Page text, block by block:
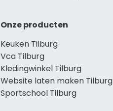
Onze producten
Keuken Tilburg
Vca Tilburg
Kledingwinkel Tilburg
Website laten maken Tilburg
Sportschool Tilburg